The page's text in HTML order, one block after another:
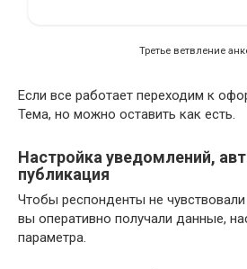
Третье ветвление
Если все работает переходим к
Тема, но можно оставить как есть.
Настройка уведомлений,
публикация
Чтобы респонденты не
вы оперативно получали данные,
параметра.